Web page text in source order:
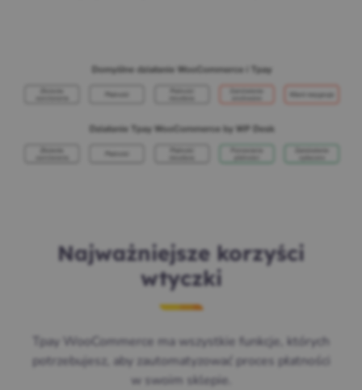
Najważniejsze korzyści
wtyczki
Tpay WooCommerce ma wszystkie funkcje, których
potrzebujesz, aby zautomatyzować proces płatności
w swoim sklepie.